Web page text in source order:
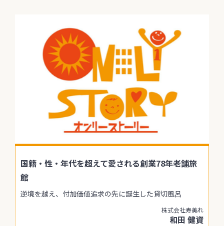
国籍・性・年代を超えて愛される創業78年老舗旅
館
逆境を越え、付加価値追求の先に誕生した貸切風呂
株式会社寿美れ
和田 健資